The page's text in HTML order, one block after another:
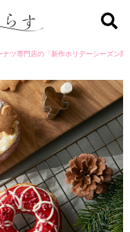
ナツ専門店の「新作ホリデーシーズン